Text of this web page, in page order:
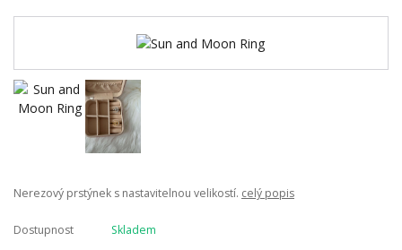
Nerezový prstýnek s nastavitelnou velikostí. celý popis
Dostupnost
Skladem